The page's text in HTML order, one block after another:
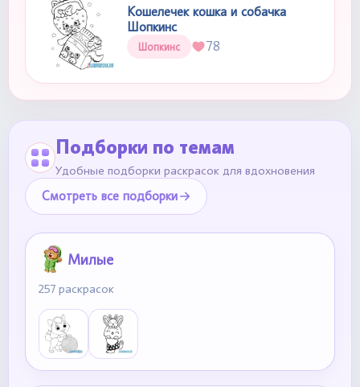
Кошелечек кошка и собачка
Шопкинс
Шопкинс 78
Подборки по темам
Удобные подборки раскрасок для вдохновения
Смотреть все подборки
Милые
257 раскрасок